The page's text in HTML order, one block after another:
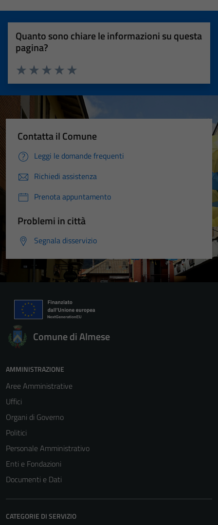
Quanto sono chiare le informazioni su questa
pagina?
Valuta 5 stelle su 5
Valuta 4 stelle su 5
Valuta 3 stelle su 5
Valuta 2 stelle su 5
Valuta 1 stelle su 5
Contatta il Comune
Leggi le domande frequenti
Richiedi assistenza
Prenota appuntamento
Problemi in città
Segnala disservizio
Comune di Almese
AMMINISTRAZIONE
Aree Amministrative
Uffici
Organi di Governo
Politici
Personale Amministrativo
Enti e Fondazioni
Documenti e Dati
CATEGORIE DI SERVIZIO